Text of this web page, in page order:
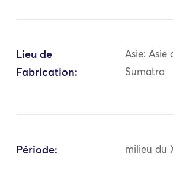
Lieu de
Fabrication:
Asie: Asie
Sumatra
Période: milieu du